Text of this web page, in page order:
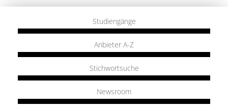
Studiengänge
Anbieter A-Z
Stichwortsuche
Newsroom